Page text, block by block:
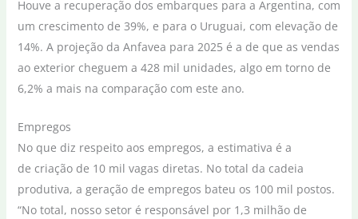
Houve a recuperação dos embarques para a Argentina, com
um crescimento de 39%, e para o Uruguai, com elevação de
14%. A projeção da Anfavea para 2025 é a de que as vendas
ao exterior cheguem a 428 mil unidades, algo em torno de
6,2% a mais na comparação com este ano.
Empregos
No que diz respeito aos empregos, a estimativa é a
de criação de 10 mil vagas diretas. No total da cadeia
produtiva, a geração de empregos bateu os 100 mil postos.
“No total, nosso setor é responsável por 1,3 milhão de